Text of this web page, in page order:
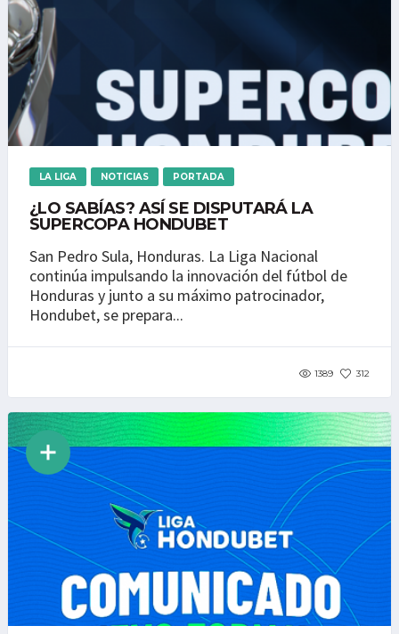
LA LIGA NOTICIAS PORTADA
¿LO SABÍAS? ASÍ SE DISPUTARÁ LA
SUPERCOPA HONDUBET
San Pedro Sula, Honduras. La Liga Nacional
continúa impulsando la innovación del fútbol de
Honduras y junto a su máximo patrocinador,
Hondubet, se prepara...
1389 312